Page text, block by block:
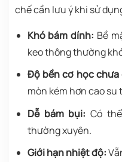
chế cần lưu ý khi sử
Khó bám dính: Bề
keo thông thường
Độ bền cơ học chưa
mòn kém hơn cao su
Dễ bám bụi: Có
thường xuyên.
Giới hạn nhiệt độ: